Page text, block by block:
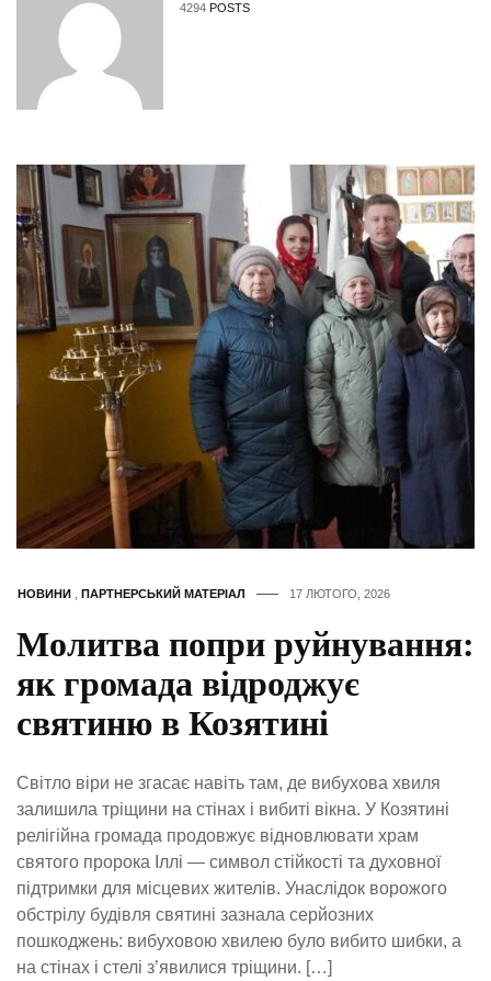
4294 POSTS
НОВИНИ ПАРТНЕРСЬКИЙ МАТЕРІАЛ 17 ЛЮТОГО, 2026
Молитва попри руйнування:
як громада відроджує
святиню в Козятині
Світло віри не згасає навіть там, де вибухова хвиля
залишила тріщини на стінах і вибиті вікна. У Козятині
релігійна громада продовжує відновлювати храм
святого пророка Іллі — символ стійкості та духовної
підтримки для місцевих жителів. Унаслідок ворожого
обстрілу будівля святині зазнала серйозних
пошкоджень: вибуховою хвилею було вибито шибки, а
на стінах і стелі з’явилися тріщини. […]